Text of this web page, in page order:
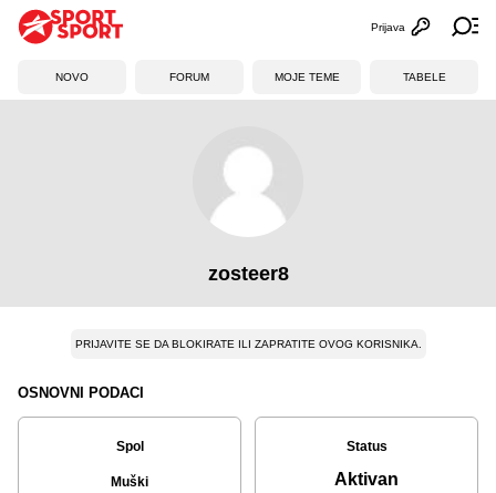
Otvori
Prijava
NOVO FORUM MOJE TEME TABELE
zosteer8
PRIJAVITE SE DA BLOKIRATE ILI ZAPRATITE OVOG KORISNIKA.
OSNOVNI PODACI
Spol
Muški
Status
Aktivan